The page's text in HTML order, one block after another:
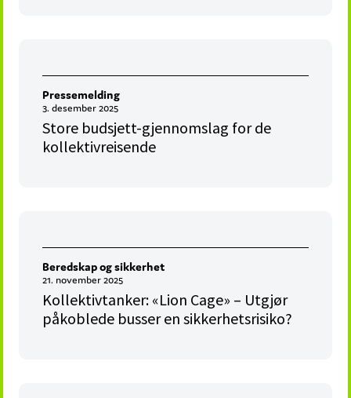
Pressemelding
3. desember 2025
Store budsjett-gjennomslag for de
kollektivreisende
Beredskap og sikkerhet
21. november 2025
Kollektivtanker: «Lion Cage» – Utgjør
påkoblede busser en sikkerhetsrisiko?